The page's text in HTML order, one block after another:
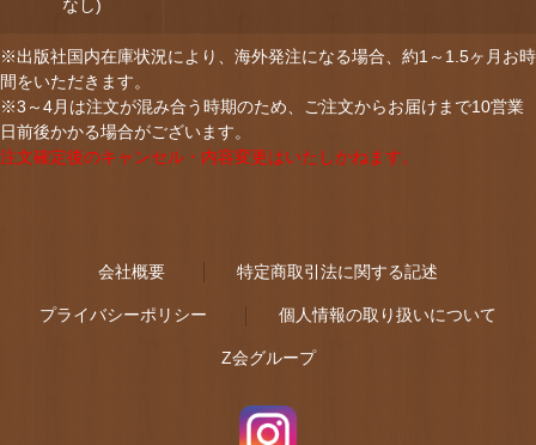
なし)
※出版社国内在庫状況により、海外発注になる場合、約1～1.5ヶ月お時
間をいただきます。
※3～4月は注文が混み合う時期のため、ご注文からお届けまで10営業
日前後かかる場合がございます。
注文確定後のキャンセル・内容変更はいたしかねます。
会社概要 特定商取引法に関する記述
プライバシーポリシー 個人情報の取り扱いについて
Z会グループ